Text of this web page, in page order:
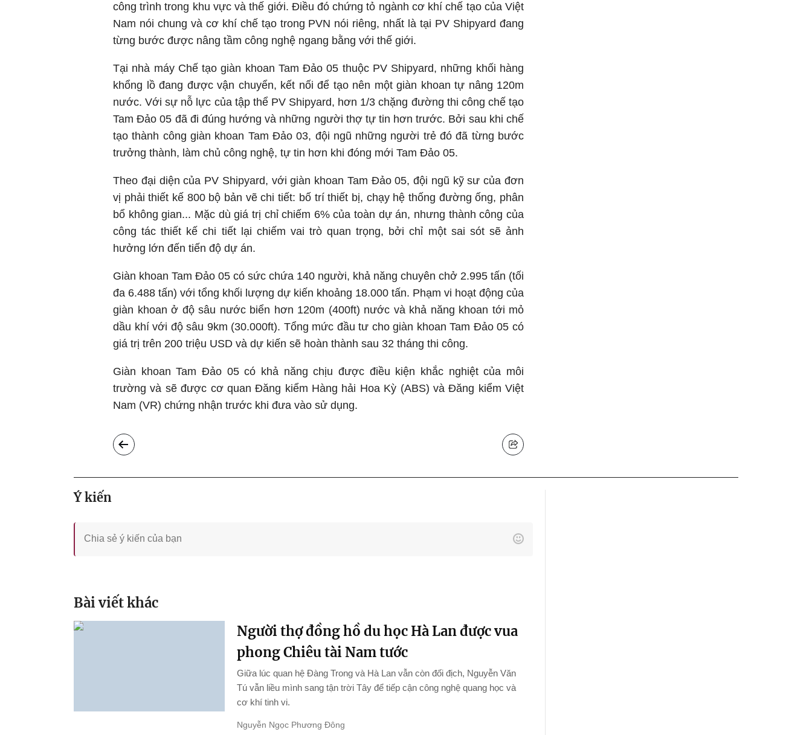
công trình trong khu vực và thế giới. Điều đó chứng tỏ ngành cơ khí chế tạo của Việt
Nam nói chung và cơ khí chế tạo trong PVN nói riêng, nhất là tại PV Shipyard đang
từng bước được nâng tầm công nghệ ngang bằng với thế giới.
Tại nhà máy Chế tạo giàn khoan Tam Đảo 05 thuộc PV Shipyard, những khối hàng
khổng lồ đang được vận chuyển, kết nối để tạo nên một giàn khoan tự nâng 120m
nước. Với sự nỗ lực của tập thể PV Shipyard, hơn 1/3 chặng đường thi công chế tạo
Tam Đảo 05 đã đi đúng hướng và những người thợ tự tin hơn trước. Bởi sau khi chế
tạo thành công giàn khoan Tam Đảo 03, đội ngũ những người trẻ đó đã từng bước
trưởng thành, làm chủ công nghệ, tự tin hơn khi đóng mới Tam Đảo 05.
Theo đại diện của PV Shipyard, với giàn khoan Tam Đảo 05, đội ngũ kỹ sư của đơn
vị phải thiết kế 800 bộ bản vẽ chi tiết: bố trí thiết bị, chạy hệ thống đường ống, phân
bổ không gian... Mặc dù giá trị chỉ chiếm 6% của toàn dự án, nhưng thành công của
công tác thiết kế chi tiết lại chiếm vai trò quan trọng, bởi chỉ một sai sót sẽ ảnh
hưởng lớn đến tiến độ dự án.
Giàn khoan Tam Đảo 05 có sức chứa 140 người, khả năng chuyên chở 2.995 tấn (tối
đa 6.488 tấn) với tổng khối lượng dự kiến khoảng 18.000 tấn. Phạm vi hoạt động của
giàn khoan ở độ sâu nước biển hơn 120m (400ft) nước và khả năng khoan tới mỏ
dầu khí với độ sâu 9km (30.000ft). Tổng mức đầu tư cho giàn khoan Tam Đảo 05 có
giá trị trên 200 triệu USD và dự kiến sẽ hoàn thành sau 32 tháng thi công.
Giàn khoan Tam Đảo 05 có khả năng chịu được điều kiện khắc nghiệt của môi
trường và sẽ được cơ quan Đăng kiểm Hàng hải Hoa Kỳ (ABS) và Đăng kiểm Việt
Nam (VR) chứng nhận trước khi đưa vào sử dụng.
Ý kiến
Bài viết khác
Người thợ đồng hồ du học Hà Lan được vua
phong Chiêu tài Nam tước
Giữa lúc quan hệ Đàng Trong và Hà Lan vẫn còn đối địch, Nguyễn Văn
Tú vẫn liều mình sang tận trời Tây để tiếp cận công nghệ quang học và
cơ khí tinh vi.
Nguyễn Ngọc Phương Đông